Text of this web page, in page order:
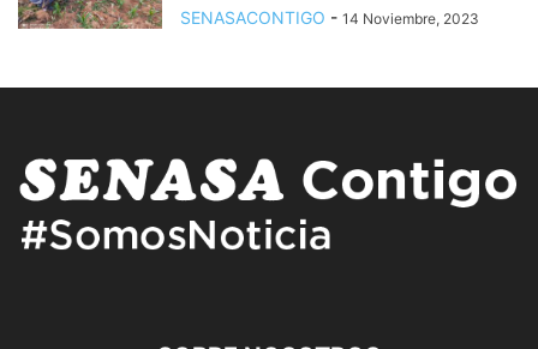
SENASACONTIGO - 14 Noviembre, 2023